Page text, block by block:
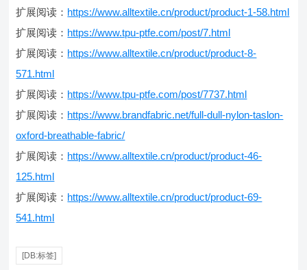
扩展阅读： https://www.alltextile.cn/product/product-1-58.html
扩展阅读： https://www.tpu-ptfe.com/post/7.html
扩展阅读： https://www.alltextile.cn/product/product-8-
571.html
扩展阅读： https://www.tpu-ptfe.com/post/7737.html
扩展阅读： https://www.brandfabric.net/full-dull-nylon-taslon-
oxford-breathable-fabric/
扩展阅读： https://www.alltextile.cn/product/product-46-
125.html
扩展阅读： https://www.alltextile.cn/product/product-69-
541.html
[DB:标签]